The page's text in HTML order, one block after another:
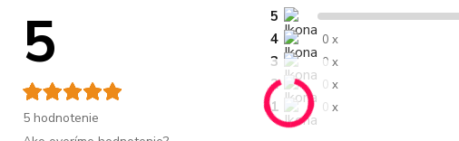
5
5 hodnotenie
5
4 0 x
3 0 x
2 0 x
1 0 x